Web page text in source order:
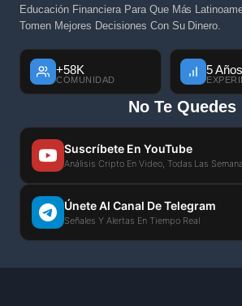
Educación Financiera Para Que Más
Tomen Mejores Decisiones Con Su Dinero.
+58K
COMUNIDAD
5 Años
No Te Quedes
Suscríbete En YouTube
Análisis Cripto En Video, Todas Las
Únete Al Canal De Telegram
Señales Y Alertas En Tiempo Real